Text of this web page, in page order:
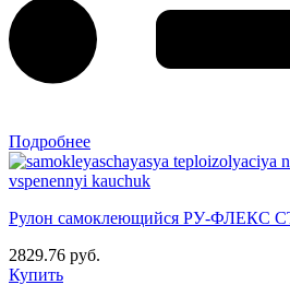
Подробнее
Рулон самоклеющийся РУ-ФЛЕКС
2829.76 руб.
Купить